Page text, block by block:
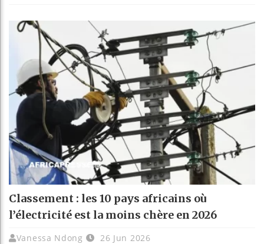
Classement : les 10 pays africains où
l’électricité est la moins chère en 2026
Vanessa Ndong 26 Jun 2026